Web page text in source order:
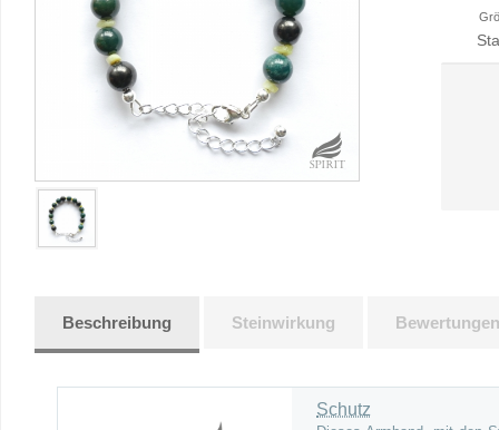
Beschreibung Steinwirkung Bewertungen
Schutz